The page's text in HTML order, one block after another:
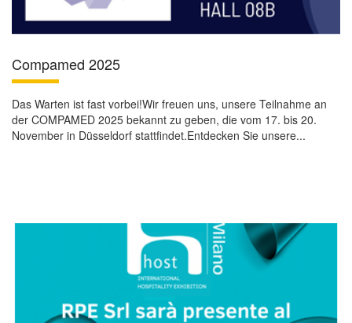
Compamed 2025
Das Warten ist fast vorbei!Wir freuen uns, unsere Teilnahme an
der COMPAMED 2025 bekannt zu geben, die vom 17. bis 20.
November in Düsseldorf stattfindet.Entdecken Sie unsere...